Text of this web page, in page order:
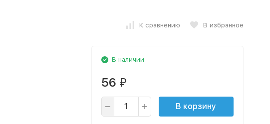
К сравнению В избранное
В наличии
56 ₽
В корзину